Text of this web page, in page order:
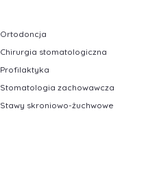
Ortodoncja
Chirurgia stomatologiczna
Profilaktyka
Stomatologia zachowawcza
Stawy skroniowo-żuchwowe